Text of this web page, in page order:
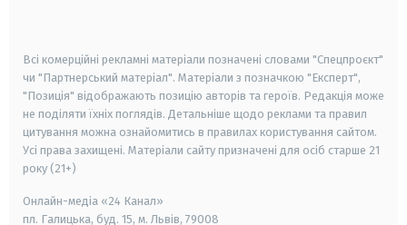
Всі комерційні рекламні матеріали позначені словами "Спецпроєкт"
чи "Партнерський матеріал". Матеріали з позначкою "Експерт",
"Позиція" відображають позицію авторів та героїв. Редакція може
не поділяти їхніх поглядів. Детальніше щодо реклами та правил
цитування можна ознайомитись в правилах користування сайтом.
Усі права захищені. Матеріали сайту призначені для осіб старше 21
року (21+)
Онлайн-медіа «24 Канал»
пл. Галицька, буд. 15, м. Львів, 79008